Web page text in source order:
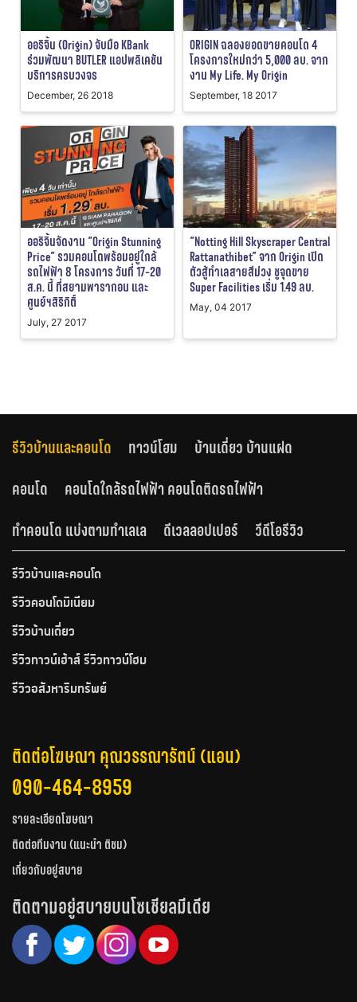
ออริจิ้น (Origin) จับมือ KBank
ร่วมพัฒนา BUTLER แอปพลิเคชัน
บริการครบวงจร
December, 26 2018
ORIGIN ฉลองยอดขายคอนโด 4
โครงการใหม่กว่า 5,000 ลบ. จาก
งาน My Life. My Origin
September, 18 2017
ออริจิ้นจัดงาน “Origin Stunning
Price” รวมคอนโดพร้อมอยู่ใกล้
รถไฟฟ้า 8 โครงการ วันที่ 17-20
ส.ค. นี้ ที่สยามพารากอน และ
ศูนย์ฯสิริกิติ์
July, 27 2017
“Notting Hill Skyscraper Central
Rattanathibet” จาก Origin เปิด
ตัวสู้ทำเลสายสีม่วง ชูจุดขาย
Super Facilities เริ่ม 1.49 ลบ.
May, 04 2017
รีวิวบ้านและคอนโด ทาวน์โฮม
บ้านเดี่ยว บ้านแฝด
คอนโด
คอนโดใกล้รถไฟฟ้า คอนโดติดรถไฟฟ้า
ทำคอนโด แบ่งตามทำเลเล
ดีเวลลอปเปอร์ วีดีโอรีวิว
รีวิวบ้านและคอนโด
รีวิวคอนโดมิเนียม
รีวิวบ้านเดี่ยว
รีวิวทาวน์เฮ้าส์ รีวิวทาวน์โฮม
รีวิวอสังหาริมทรัพย์
ติดต่อโฆษณา คุณวรรณารัตน์ (แอน)
090-464-8959
รายละเอียดโฆษณา
ติดต่อทีมงาน (แนะนำ ติชม)
เกี่ยวกับอยู่สบาย
ติดตามอยู่สบายบนโซเชียลมีเดีย